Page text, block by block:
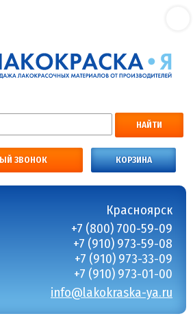
НАЙТИ
ЗВОНОК КОРЗИНА
Красноярск
+7 (800) 700-59-09
+7 (910) 973-59-08
+7 (910) 973-33-09
+7 (910) 973-01-00
info@lakokraska-ya.ru